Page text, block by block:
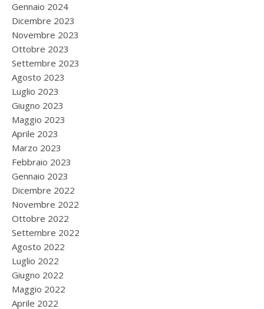
Gennaio 2024
Dicembre 2023
Novembre 2023
Ottobre 2023
Settembre 2023
Agosto 2023
Luglio 2023
Giugno 2023
Maggio 2023
Aprile 2023
Marzo 2023
Febbraio 2023
Gennaio 2023
Dicembre 2022
Novembre 2022
Ottobre 2022
Settembre 2022
Agosto 2022
Luglio 2022
Giugno 2022
Maggio 2022
Aprile 2022